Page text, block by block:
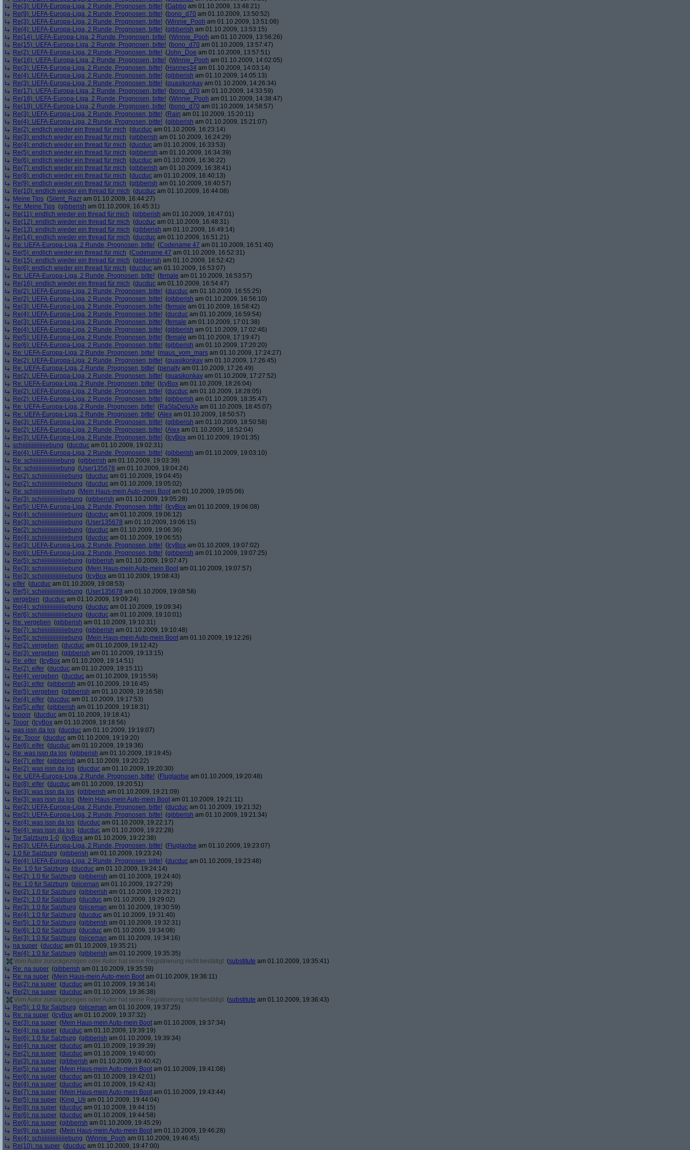
Re(3): UEFA-Europa-Liga, 2 Runde, Prognosen, bitte! (Gabbo am 01.10.2009, 13:48:21)
Re(9): UEFA-Europa-Liga, 2 Runde, Prognosen, bitte! (bono_d70 am 01.10.2009, 13:50:52)
Re(3): UEFA-Europa-Liga, 2 Runde, Prognosen, bitte! (Winnie_Pooh am 01.10.2009, 13:51:08)
Re(4): UEFA-Europa-Liga, 2 Runde, Prognosen, bitte! (gibberish am 01.10.2009, 13:53:15)
Re(14): UEFA-Europa-Liga, 2 Runde, Prognosen, bitte! (Winnie_Pooh am 01.10.2009, 13:56:26)
Re(15): UEFA-Europa-Liga, 2 Runde, Prognosen, bitte! (bono_d70 am 01.10.2009, 13:57:47)
Re(2): UEFA-Europa-Liga, 2 Runde, Prognosen, bitte! (John_Doe am 01.10.2009, 13:57:51)
Re(16): UEFA-Europa-Liga, 2 Runde, Prognosen, bitte! (Winnie_Pooh am 01.10.2009, 14:02:05)
Re(3): UEFA-Europa-Liga, 2 Runde, Prognosen, bitte! (Hannes34 am 01.10.2009, 14:03:14)
Re(4): UEFA-Europa-Liga, 2 Runde, Prognosen, bitte! (gibberish am 01.10.2009, 14:05:13)
Re(3): UEFA-Europa-Liga, 2 Runde, Prognosen, bitte! (quasikonkav am 01.10.2009, 14:26:34)
Re(17): UEFA-Europa-Liga, 2 Runde, Prognosen, bitte! (bono_d70 am 01.10.2009, 14:33:59)
Re(18): UEFA-Europa-Liga, 2 Runde, Prognosen, bitte! (Winnie_Pooh am 01.10.2009, 14:38:47)
Re(19): UEFA-Europa-Liga, 2 Runde, Prognosen, bitte! (bono_d70 am 01.10.2009, 14:58:57)
Re(3): UEFA-Europa-Liga, 2 Runde, Prognosen, bitte! (Rain am 01.10.2009, 15:20:11)
Re(4): UEFA-Europa-Liga, 2 Runde, Prognosen, bitte! (gibberish am 01.10.2009, 15:21:07)
Re(2): endlich wieder ein thread für mich (ducduc am 01.10.2009, 16:23:14)
Re(3): endlich wieder ein thread für mich (gibberish am 01.10.2009, 16:24:29)
Re(4): endlich wieder ein thread für mich (ducduc am 01.10.2009, 16:33:53)
Re(5): endlich wieder ein thread für mich (gibberish am 01.10.2009, 16:34:39)
Re(6): endlich wieder ein thread für mich (ducduc am 01.10.2009, 16:36:22)
Re(7): endlich wieder ein thread für mich (gibberish am 01.10.2009, 16:38:41)
Re(8): endlich wieder ein thread für mich (ducduc am 01.10.2009, 16:40:13)
Re(9): endlich wieder ein thread für mich (gibberish am 01.10.2009, 16:40:57)
Re(10): endlich wieder ein thread für mich (ducduc am 01.10.2009, 16:44:08)
Meine Tips (Silent_Razr am 01.10.2009, 16:44:27)
Re: Meine Tips (gibberish am 01.10.2009, 16:45:31)
Re(11): endlich wieder ein thread für mich (gibberish am 01.10.2009, 16:47:01)
Re(12): endlich wieder ein thread für mich (ducduc am 01.10.2009, 16:48:31)
Re(13): endlich wieder ein thread für mich (gibberish am 01.10.2009, 16:49:14)
Re(14): endlich wieder ein thread für mich (ducduc am 01.10.2009, 16:51:21)
Re: UEFA-Europa-Liga, 2 Runde, Prognosen, bitte! (Codename 47 am 01.10.2009, 16:51:40)
Re(5): endlich wieder ein thread für mich (Codename 47 am 01.10.2009, 16:52:31)
Re(15): endlich wieder ein thread für mich (gibberish am 01.10.2009, 16:52:42)
Re(6): endlich wieder ein thread für mich (ducduc am 01.10.2009, 16:53:07)
Re: UEFA-Europa-Liga, 2 Runde, Prognosen, bitte! (female am 01.10.2009, 16:53:57)
Re(16): endlich wieder ein thread für mich (ducduc am 01.10.2009, 16:54:47)
Re(2): UEFA-Europa-Liga, 2 Runde, Prognosen, bitte! (ducduc am 01.10.2009, 16:55:25)
Re(2): UEFA-Europa-Liga, 2 Runde, Prognosen, bitte! (gibberish am 01.10.2009, 16:56:10)
Re(3): UEFA-Europa-Liga, 2 Runde, Prognosen, bitte! (female am 01.10.2009, 16:58:42)
Re(4): UEFA-Europa-Liga, 2 Runde, Prognosen, bitte! (ducduc am 01.10.2009, 16:59:54)
Re(3): UEFA-Europa-Liga, 2 Runde, Prognosen, bitte! (female am 01.10.2009, 17:01:38)
Re(4): UEFA-Europa-Liga, 2 Runde, Prognosen, bitte! (gibberish am 01.10.2009, 17:02:46)
Re(5): UEFA-Europa-Liga, 2 Runde, Prognosen, bitte! (female am 01.10.2009, 17:19:47)
Re(6): UEFA-Europa-Liga, 2 Runde, Prognosen, bitte! (gibberish am 01.10.2009, 17:20:20)
Re: UEFA-Europa-Liga, 2 Runde, Prognosen, bitte! (maus_vom_mars am 01.10.2009, 17:24:27)
Re(2): UEFA-Europa-Liga, 2 Runde, Prognosen, bitte! (quasikonkav am 01.10.2009, 17:26:45)
Re: UEFA-Europa-Liga, 2 Runde, Prognosen, bitte! (penalty am 01.10.2009, 17:26:49)
Re(2): UEFA-Europa-Liga, 2 Runde, Prognosen, bitte! (quasikonkav am 01.10.2009, 17:27:52)
Re: UEFA-Europa-Liga, 2 Runde, Prognosen, bitte! ( IcyBox am 01.10.2009, 18:26:04)
Re(2): UEFA-Europa-Liga, 2 Runde, Prognosen, bitte! (ducduc am 01.10.2009, 18:28:05)
Re(2): UEFA-Europa-Liga, 2 Runde, Prognosen, bitte! (gibberish am 01.10.2009, 18:35:47)
Re: UEFA-Europa-Liga, 2 Runde, Prognosen, bitte! (RaStaDeluXe am 01.10.2009, 18:45:07)
Re: UEFA-Europa-Liga, 2 Runde, Prognosen, bitte! (Alex am 01.10.2009, 18:50:57)
Re(3): UEFA-Europa-Liga, 2 Runde, Prognosen, bitte! (gibberish am 01.10.2009, 18:50:58)
Re(2): UEFA-Europa-Liga, 2 Runde, Prognosen, bitte! (Alex am 01.10.2009, 18:52:04)
Re(3): UEFA-Europa-Liga, 2 Runde, Prognosen, bitte! ( IcyBox am 01.10.2009, 19:01:35)
schiiiiiiiiiiiiiiiebung (ducduc am 01.10.2009, 19:02:31)
Re(4): UEFA-Europa-Liga, 2 Runde, Prognosen, bitte! (gibberish am 01.10.2009, 19:03:10)
Re: schiiiiiiiiiiiiiiiebung (gibberish am 01.10.2009, 19:03:39)
Re: schiiiiiiiiiiiiiiiebung (User135678 am 01.10.2009, 19:04:24)
Re(2): schiiiiiiiiiiiiiiiebung (ducduc am 01.10.2009, 19:04:45)
Re(2): schiiiiiiiiiiiiiiiebung (ducduc am 01.10.2009, 19:05:02)
Re: schiiiiiiiiiiiiiiiebung (Mein Haus-mein Auto-mein Boot am 01.10.2009, 19:05:06)
Re(3): schiiiiiiiiiiiiiiiebung (gibberish am 01.10.2009, 19:05:28)
Re(5): UEFA-Europa-Liga, 2 Runde, Prognosen, bitte! ( IcyBox am 01.10.2009, 19:06:08)
Re(4): schiiiiiiiiiiiiiiiebung (ducduc am 01.10.2009, 19:06:12)
Re(3): schiiiiiiiiiiiiiiiebung (User135678 am 01.10.2009, 19:06:15)
Re(2): schiiiiiiiiiiiiiiiebung (ducduc am 01.10.2009, 19:06:36)
Re(4): schiiiiiiiiiiiiiiiebung (ducduc am 01.10.2009, 19:06:55)
Re(3): UEFA-Europa-Liga, 2 Runde, Prognosen, bitte! ( IcyBox am 01.10.2009, 19:07:02)
Re(6): UEFA-Europa-Liga, 2 Runde, Prognosen, bitte! (gibberish am 01.10.2009, 19:07:25)
Re(5): schiiiiiiiiiiiiiiiebung (gibberish am 01.10.2009, 19:07:47)
Re(3): schiiiiiiiiiiiiiiiebung (Mein Haus-mein Auto-mein Boot am 01.10.2009, 19:07:57)
Re(3): schiiiiiiiiiiiiiiiebung ( IcyBox am 01.10.2009, 19:08:43)
elfer (ducduc am 01.10.2009, 19:08:53)
Re(5): schiiiiiiiiiiiiiiiebung (User135678 am 01.10.2009, 19:08:58)
vergeben (ducduc am 01.10.2009, 19:09:24)
Re(4): schiiiiiiiiiiiiiiiebung (ducduc am 01.10.2009, 19:09:34)
Re(6): schiiiiiiiiiiiiiiiebung (ducduc am 01.10.2009, 19:10:01)
Re: vergeben (gibberish am 01.10.2009, 19:10:31)
Re(7): schiiiiiiiiiiiiiiiebung (gibberish am 01.10.2009, 19:10:48)
Re(5): schiiiiiiiiiiiiiiiebung (Mein Haus-mein Auto-mein Boot am 01.10.2009, 19:12:26)
Re(2): vergeben (ducduc am 01.10.2009, 19:12:42)
Re(3): vergeben (gibberish am 01.10.2009, 19:13:15)
Re: elfer ( IcyBox am 01.10.2009, 19:14:51)
Re(2): elfer (ducduc am 01.10.2009, 19:15:11)
Re(4): vergeben (ducduc am 01.10.2009, 19:15:59)
Re(3): elfer (gibberish am 01.10.2009, 19:16:45)
Re(5): vergeben (gibberish am 01.10.2009, 19:16:58)
Re(4): elfer (ducduc am 01.10.2009, 19:17:53)
Re(5): elfer (gibberish am 01.10.2009, 19:18:31)
toooor (ducduc am 01.10.2009, 19:18:41)
Tooor ( IcyBox am 01.10.2009, 19:18:56)
was issn da los (ducduc am 01.10.2009, 19:19:07)
Re: Tooor (ducduc am 01.10.2009, 19:19:20)
Re(6): elfer (ducduc am 01.10.2009, 19:19:36)
Re: was issn da los (gibberish am 01.10.2009, 19:19:45)
Re(7): elfer (gibberish am 01.10.2009, 19:20:22)
Re(2): was issn da los (ducduc am 01.10.2009, 19:20:30)
Re: UEFA-Europa-Liga, 2 Runde, Prognosen, bitte! (Fluglaotse am 01.10.2009, 19:20:48)
Re(8): elfer (ducduc am 01.10.2009, 19:20:51)
Re(3): was issn da los (gibberish am 01.10.2009, 19:21:09)
Re(3): was issn da los (Mein Haus-mein Auto-mein Boot am 01.10.2009, 19:21:11)
Re(2): UEFA-Europa-Liga, 2 Runde, Prognosen, bitte! (ducduc am 01.10.2009, 19:21:32)
Re(2): UEFA-Europa-Liga, 2 Runde, Prognosen, bitte! (gibberish am 01.10.2009, 19:21:34)
Re(4): was issn da los (ducduc am 01.10.2009, 19:22:17)
Re(4): was issn da los (ducduc am 01.10.2009, 19:22:28)
Tor Salzburg 1-0 ( IcyBox am 01.10.2009, 19:22:38)
Re(3): UEFA-Europa-Liga, 2 Runde, Prognosen, bitte! (Fluglaotse am 01.10.2009, 19:23:07)
1:0 für Salzburg (gibberish am 01.10.2009, 19:23:24)
Re(4): UEFA-Europa-Liga, 2 Runde, Prognosen, bitte! (ducduc am 01.10.2009, 19:23:48)
Re: 1:0 für Salzburg (ducduc am 01.10.2009, 19:24:14)
Re(2): 1:0 für Salzburg (gibberish am 01.10.2009, 19:24:40)
Re: 1:0 für Salzburg (piiceman am 01.10.2009, 19:27:29)
Re(2): 1:0 für Salzburg (gibberish am 01.10.2009, 19:28:21)
Re(2): 1:0 für Salzburg (ducduc am 01.10.2009, 19:29:02)
Re(3): 1:0 für Salzburg (piiceman am 01.10.2009, 19:30:59)
Re(4): 1:0 für Salzburg (ducduc am 01.10.2009, 19:31:40)
Re(5): 1:0 für Salzburg (gibberish am 01.10.2009, 19:32:31)
Re(6): 1:0 für Salzburg (ducduc am 01.10.2009, 19:34:08)
Re(3): 1:0 für Salzburg (piiceman am 01.10.2009, 19:34:16)
na super (ducduc am 01.10.2009, 19:35:21)
Re(4): 1:0 für Salzburg (gibberish am 01.10.2009, 19:35:35)
Vom Autor zurückgezogen oder Autor hat seine Registrierung nicht bestätigt (substitute am 01.10.2009, 19:35:41)
Re: na super (gibberish am 01.10.2009, 19:35:59)
Re: na super (Mein Haus-mein Auto-mein Boot am 01.10.2009, 19:36:11)
Re(2): na super (ducduc am 01.10.2009, 19:36:14)
Re(2): na super (ducduc am 01.10.2009, 19:36:38)
Vom Autor zurückgezogen oder Autor hat seine Registrierung nicht bestätigt (substitute am 01.10.2009, 19:36:43)
Re(5): 1:0 für Salzburg (piiceman am 01.10.2009, 19:37:25)
Re: na super ( IcyBox am 01.10.2009, 19:37:32)
Re(3): na super (Mein Haus-mein Auto-mein Boot am 01.10.2009, 19:37:34)
Re(4): na super (ducduc am 01.10.2009, 19:39:19)
Re(6): 1:0 für Salzburg (gibberish am 01.10.2009, 19:39:34)
Re(4): na super (ducduc am 01.10.2009, 19:39:39)
Re(2): na super (ducduc am 01.10.2009, 19:40:00)
Re(3): na super (gibberish am 01.10.2009, 19:40:42)
Re(5): na super (Mein Haus-mein Auto-mein Boot am 01.10.2009, 19:41:08)
Re(6): na super (ducduc am 01.10.2009, 19:42:01)
Re(4): na super (ducduc am 01.10.2009, 19:42:43)
Re(7): na super (Mein Haus-mein Auto-mein Boot am 01.10.2009, 19:43:44)
Re(5): na super (King_Uli am 01.10.2009, 19:44:04)
Re(8): na super (ducduc am 01.10.2009, 19:44:15)
Re(6): na super (ducduc am 01.10.2009, 19:44:58)
Re(6): na super (gibberish am 01.10.2009, 19:45:29)
Re(9): na super (Mein Haus-mein Auto-mein Boot am 01.10.2009, 19:46:28)
Re(4): schiiiiiiiiiiiiiiiebung (Winnie_Pooh am 01.10.2009, 19:46:45)
Re(10): na super (ducduc am 01.10.2009, 19:47:00)